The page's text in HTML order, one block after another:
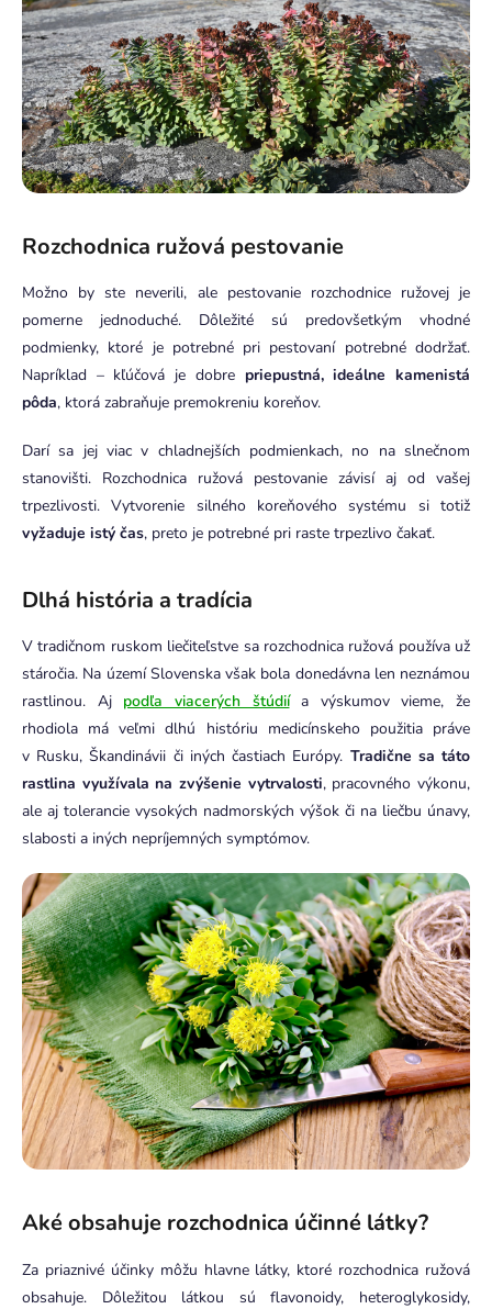
Rozchodnica ružová pestovanie
Možno by ste neverili, ale pestovanie rozchodnice ružovej je
pomerne jednoduché. Dôležité sú predovšetkým vhodné
podmienky, ktoré je potrebné pri pestovaní potrebné dodržať.
Napríklad – kľúčová je dobre priepustná, ideálne kamenistá
pôda, ktorá zabraňuje premokreniu koreňov.
Darí sa jej viac v chladnejších podmienkach, no na slnečnom
stanovišti. Rozchodnica ružová pestovanie závisí aj od vašej
trpezlivosti. Vytvorenie silného koreňového systému si totiž
vyžaduje istý čas, preto je potrebné pri raste trpezlivo čakať.
Dlhá história a tradícia
V tradičnom ruskom liečiteľstve sa rozchodnica ružová používa už
stáročia. Na území Slovenska však bola donedávna len neznámou
rastlinou. Aj podľa viacerých štúdiía výskumov vieme, že
rhodiola má veľmi dlhú históriu medicínskeho použitia práve
v Rusku, Škandinávii či iných častiach Európy. Tradične sa táto
rastlina využívala na zvýšenie vytrvalosti, pracovného výkonu,
ale aj tolerancie vysokých nadmorských výšok či na liečbu únavy,
slabosti a iných nepríjemných symptómov.
Aké obsahuje rozchodnica účinné látky?
Za priaznivé účinky môžu hlavne látky, ktoré rozchodnica ružová
obsahuje. Dôležitou látkou sú flavonoidy, heteroglykosidy,